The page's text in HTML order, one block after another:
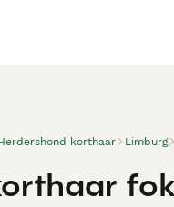
korthaar Limburg